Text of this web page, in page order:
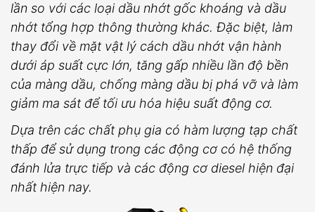
lần so với các loại dầu nhớt gốc khoáng và dầu
nhớt tổng hợp thông thường khác. Đặc biệt, làm
thay đổi về mặt vật lý cách dầu nhớt vận hành
dưới áp suất cực lớn, tăng gấp nhiều lần độ bền
của màng dầu, chống màng dầu bị phá vỡ và làm
giảm ma sát để tối ưu hóa hiệu suất động cơ.
Dựa trên các chất phụ gia có hàm lượng tạp chất
thấp để sử dụng trong các động cơ có hệ thống
đánh lửa trực tiếp và các động cơ diesel hiện đại
nhất hiện nay.